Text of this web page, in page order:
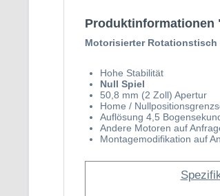
Produktinformationen
Motorisierter Rotationstisch
Hohe Stabilität
Null Spiel
50,8 mm (2 Zoll) Apertur
Home /
Auflösung 4,5
Andere Motoren auf
Montagemodifikation auf